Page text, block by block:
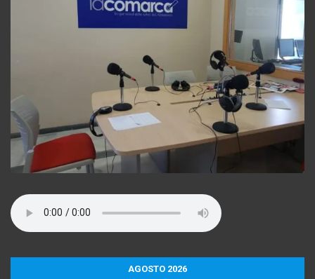
AGOSTO 2026